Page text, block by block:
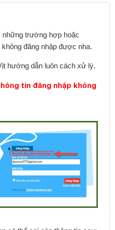
những trường hợp hoặc
đăng nhập được nha.
hướng dẫn luôn cách xử lý.
tin đăng nhập không